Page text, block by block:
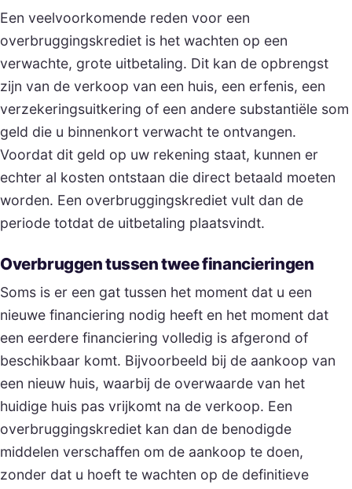
Een veelvoorkomende reden voor een
overbruggingskrediet is het wachten op een
verwachte, grote uitbetaling. Dit kan de opbrengst
zijn van de verkoop van een huis, een erfenis, een
verzekeringsuitkering of een andere substantiële som
geld die u binnenkort verwacht te ontvangen.
Voordat dit geld op uw rekening staat, kunnen er
echter al kosten ontstaan die direct betaald moeten
worden. Een overbruggingskrediet vult dan de
periode totdat de uitbetaling plaatsvindt.
Overbruggen tussen twee financieringen
Soms is er een gat tussen het moment dat u een
nieuwe financiering nodig heeft en het moment dat
een eerdere financiering volledig is afgerond of
beschikbaar komt. Bijvoorbeeld bij de aankoop van
een nieuw huis, waarbij de overwaarde van het
huidige huis pas vrijkomt na de verkoop. Een
overbruggingskrediet kan dan de benodigde
middelen verschaffen om de aankoop te doen,
zonder dat u hoeft te wachten op de definitieve